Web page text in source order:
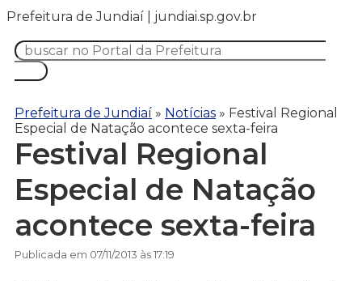
Prefeitura de Jundiaí | jundiai.sp.gov.br
Prefeitura de Jundiaí » Notícias » Festival Regional
Especial de Natação acontece sexta-feira
Festival Regional
Especial de Natação
acontece sexta-feira
Publicada em 07/11/2013 às 17:19